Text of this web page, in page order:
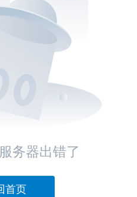
务器出错了
首页